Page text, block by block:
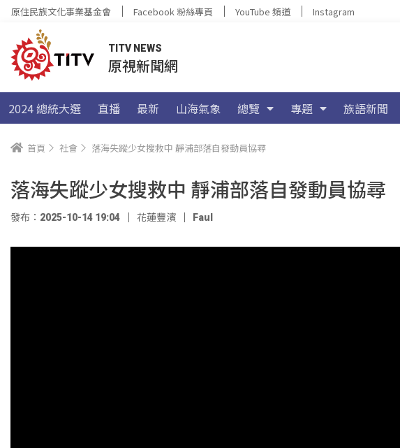
原住民族文化事業基金會 Facebook 粉絲專頁 YouTube 頻道 Instagram
TITV NEWS
原視新聞網
2024 總統大選 直播 最新 山海氣象 總覽 專題 族語新聞
首頁 社會 落海失蹤少女搜救中 靜浦部落自發動員協尋
落海失蹤少女搜救中 靜浦部落自發動員協尋
發布：2025-10-14 19:04 花蓮豐濱 Faul